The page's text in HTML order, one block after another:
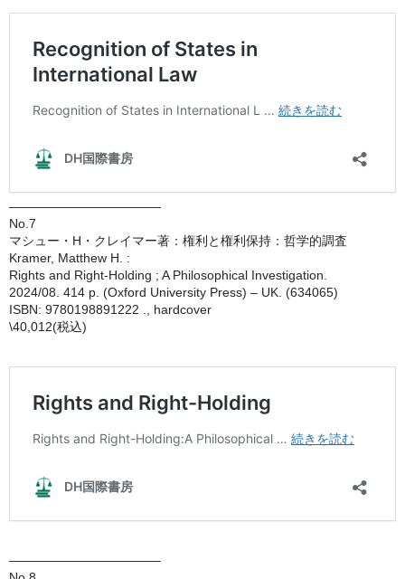
————————————
No.7
マシュー・H・クレイマー著：権利と権利保持：哲学的調査
Kramer, Matthew H. :
Rights and Right-Holding ; A Philosophical Investigation.
2024/08. 414 p. (Oxford University Press) – UK. (634065)
ISBN: 9780198891222 ., hardcover
\40,012(税込)
————————————